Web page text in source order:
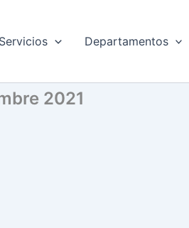
Servicios Departamentos
2021